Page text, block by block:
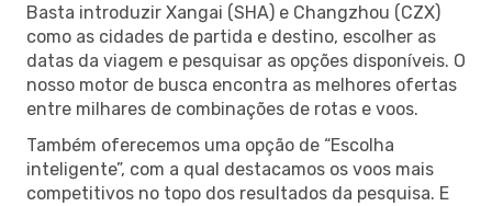
Basta introduzir Xangai (SHA) e Changzhou (CZX)
como as cidades de partida e destino, escolher as
datas da viagem e pesquisar as opções disponíveis. O
nosso motor de busca encontra as melhores ofertas
entre milhares de combinações de rotas e voos.
Também oferecemos uma opção de “Escolha
inteligente”, com a qual destacamos os voos mais
competitivos no topo dos resultados da pesquisa. E